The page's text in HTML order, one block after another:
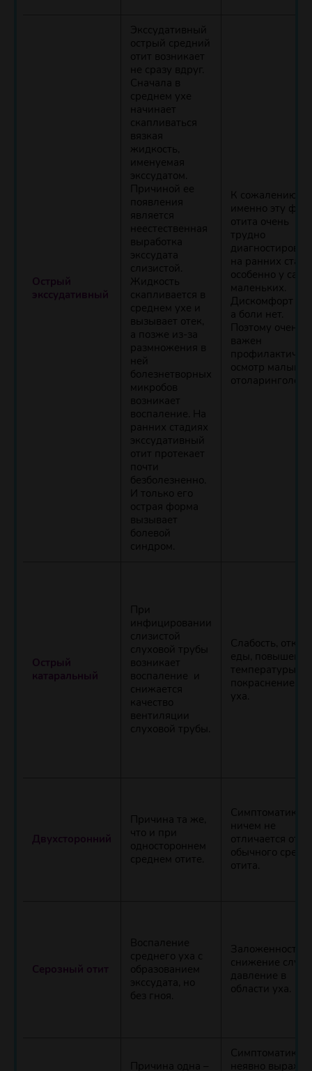
Острый
экссудативный
Экссудативный
острый средний
отит возникает
не сразу вдруг.
Сначала в
среднем ухе
начинает
скапливаться
вязкая
жидкость,
именуемая
экссудатом.
Причиной ее
появления
является
неестественная
выработка
экссудата
слизистой.
Жидкость
скапливается в
среднем ухе и
вызывает отек,
а позже из-за
размножения в
ней
болезнетворных
микробов
возникает
воспаление. На
ранних стадиях
экссудативный
отит протекает
почти
безболезненно.
И только его
острая форма
вызывает
болевой
синдром.
К сожалению,
именно эту
отита очень
трудно
на ранних
особенно у
маленьких.
Дискомфорт
а боли нет.
Поэтому очень
важен
осмотр
отоларинголога.
Острый
катаральный
При
инфицировании
слизистой
слуховой трубы
возникает
воспаление и
снижается
качество
вентиляции
слуховой трубы.
Слабость, отказ
еды, повышение
температуры,
покраснение
уха.
Двухсторонний
Причина та же,
что и при
одностороннем
среднем отите.
Симптоматика
ничем не
отличается от
обычного
отита.
Серозный отит
Воспаление
среднего уха с
образованием
экссудата, но
без гноя.
Заложенность
снижение слуха,
давление в
области уха.
Причина одна –
Симптоматика
неявно